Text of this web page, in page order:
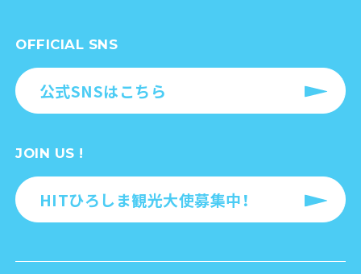
OFFICIAL SNS
公式SNSはこちら
JOIN US !
HITひろしま観光大使募集中！